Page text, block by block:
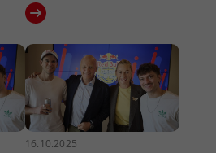
16.10.2025